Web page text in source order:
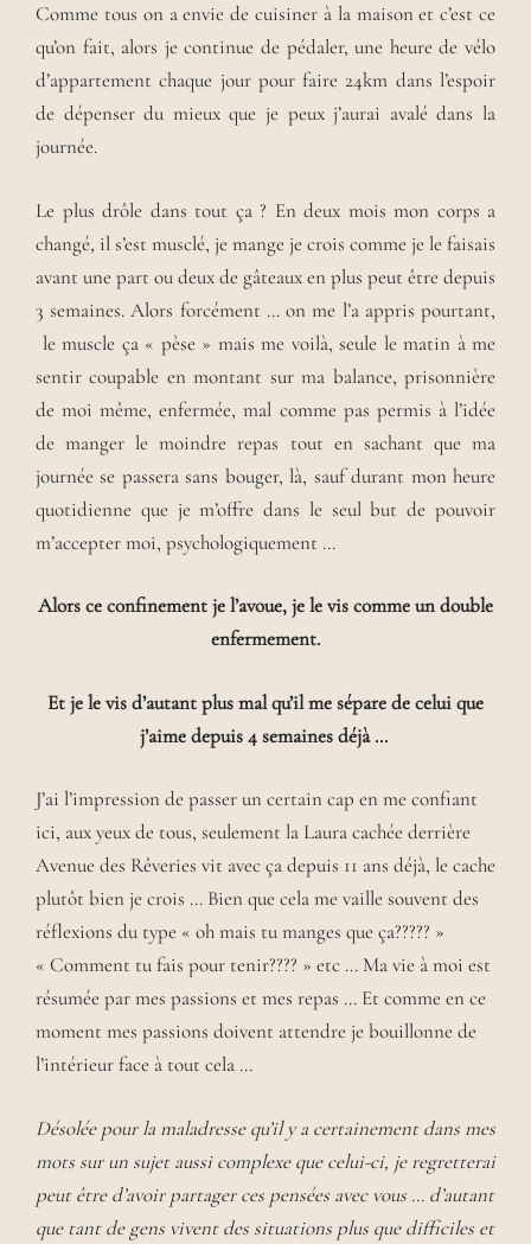
Comme tous on a envie de cuisiner à la maison et c’est ce
qu’on fait, alors je continue de pédaler, une heure de vélo
d’appartement chaque jour pour faire 24km dans l’espoir
de dépenser du mieux que je peux j’aurai avalé dans la
journée.
Le plus drôle dans tout ça ? En deux mois mon corps a
changé, il s’est musclé, je mange je crois comme je le faisais
avant une part ou deux de gâteaux en plus peut être depuis
3 semaines. Alors forcément … on me l’a appris pourtant,
le muscle ça « pèse » mais me voilà, seule le matin à me
sentir coupable en montant sur ma balance, prisonnière
de moi même, enfermée, mal comme pas permis à l’idée
de manger le moindre repas tout en sachant que ma
journée se passera sans bouger, là, sauf durant mon heure
quotidienne que je m’offre dans le seul but de pouvoir
m’accepter moi, psychologiquement …
Alors ce confinement je l’avoue, je le vis comme un double
enfermement.
Et je le vis d’autant plusmal qu’il me sépare de celui que
j’aime depuis 4 semaines déjà …
J’ai l’impression de passer un certain cap en me confiant
ici, aux yeux de tous, seulement la Laura cachée derrière
Avenue des Rêveries vit avec ça depuis 11 ans déjà, le cache
plutôt bien je crois … Bien que cela me vaille souvent des
réflexions du type « oh mais tu manges que ça????? »
« Comment tu fais pour tenir???? » etc … Ma vie à moi est
résumée par mes passions et mes repas … Et comme en ce
moment mes passions doivent attendre je bouillonne de
l’intérieur face à tout cela …
Désolée pour la maladresse qu’il y a certainement dans mes
mots sur un sujet aussi complexe que celui-ci, je regretterai
peut être d’avoir partager ces pensées avec vous … d’autant
que tant de gens vivent des situations plus que difficiles et